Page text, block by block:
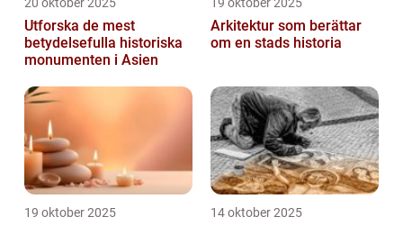
20 oktober 2025
Utforska de mest
betydelsefulla historiska
monumenten i Asien
19 oktober 2025
Arkitektur som berättar
om en stads historia
19 oktober 2025 14 oktober 2025